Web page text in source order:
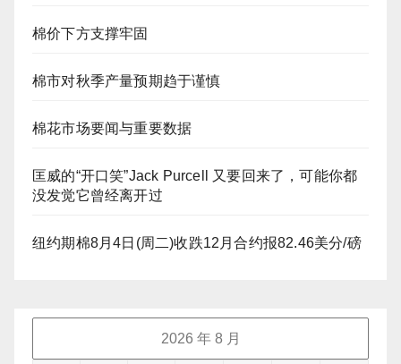
棉价下方支撑牢固
棉市对秋季产量预期趋于谨慎
棉花市场要闻与重要数据
匡威的“开口笑”Jack Purcell 又要回来了，可能你都
没发觉它曾经离开过
纽约期棉8月4日(周二)收跌12月合约报82.46美分/磅
2026 年 8 月